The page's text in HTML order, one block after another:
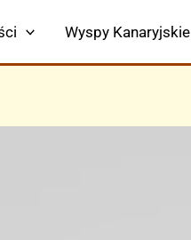
Wyspy Kanaryjskie